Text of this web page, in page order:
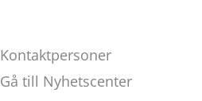
Kontaktpersoner
Gå till Nyhetscenter